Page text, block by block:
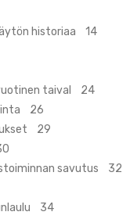
historiaa 14
taival 24
26
29
savutus 32
34